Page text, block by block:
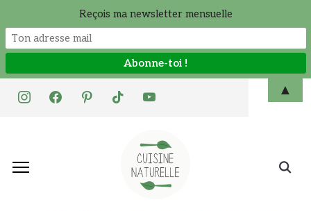
instagramfacebookpinteresttiktok youtube
Search
Reçois ma newsletter mensuelle
▲